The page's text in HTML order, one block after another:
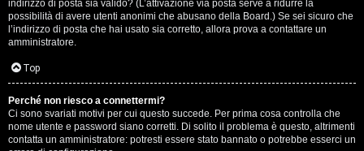
s
p
o
s
t
indirizzo di posta sia valido? (L’attivazione via posta serve a ridurre la
possibilità di avere utenti anonimi che abusano della Board.) Se sei sicuro che
l’indirizzo di posta che hai usato sia corretto, allora prova a contattare un
amministratore.
Top
Perché non riesco a connettermi?
Ci sono svariati motivi per cui questo succede. Per prima cosa controlla che
nome utente e password siano corretti. Di solito il problema è questo, altrimenti
contatta un amministratore: potresti essere stato bannato o potrebbe esserci un
'
A
g
o
s